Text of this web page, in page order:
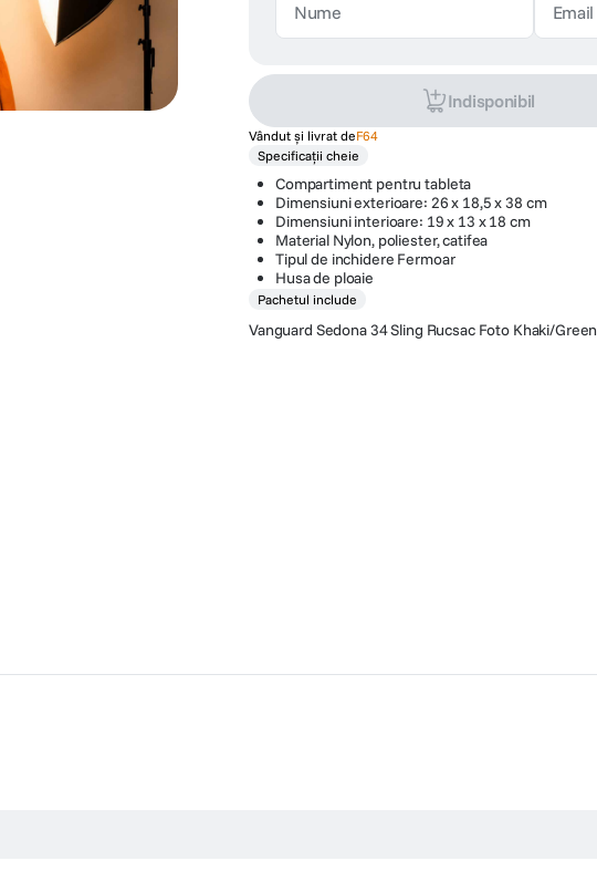
Indisponibil
Vândut și livrat deF64
Specificații cheie
Compartiment pentru tableta
Dimensiuni exterioare: 26 x 18,5 x 38 cm
Dimensiuni interioare: 19 x 13 x 18 cm
Material Nylon, poliester, catifea
Tipul de inchidere Fermoar
Husa de ploaie
Pachetul include
Vanguard Sedona 34 Sling Rucsac Foto Khaki/Green